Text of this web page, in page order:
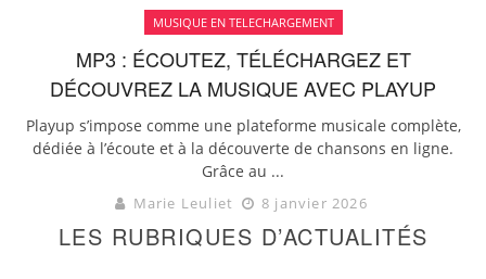
MUSIQUE EN TELECHARGEMENT
MP3 : ÉCOUTEZ, TÉLÉCHARGEZ ET
DÉCOUVREZ LA MUSIQUE AVEC PLAYUP
Playup s’impose comme une plateforme musicale complète,
dédiée à l’écoute et à la découverte de chansons en ligne.
Grâce au ...
Marie Leuliet 8 janvier 2026
LES RUBRIQUES D’ACTUALITÉS